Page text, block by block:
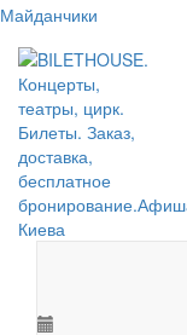
Майданчики